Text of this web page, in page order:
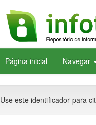
Página inicial Navegar
Use este identificador para